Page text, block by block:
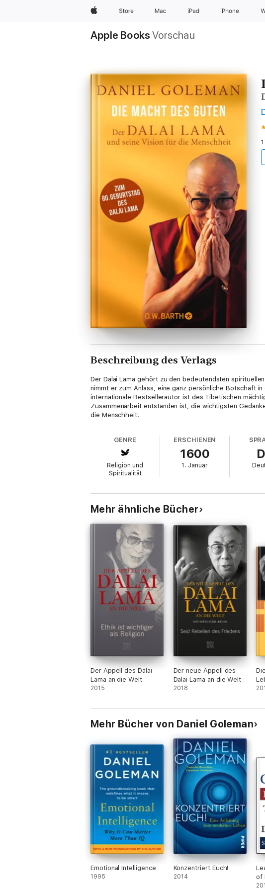
Apple Store Mac iPad iPhone
Apple Books Vorschau
Beschreibung des Verlags
Der Dalai Lama gehört zu den bedeutendsten
nimmt er zum Anlass, eine ganz persönliche Botschaft
internationale Bestsellerautor ist des Tibetischen
Zusammenarbeit entstanden ist, die wichtigsten
die Menschheit!
GENRE
Religion und
Spiritualität
ERSCHIENEN
1600
1. Januar
Mehr ähnliche Bücher
Der Appell des Dalai
Lama an die Welt
2015
Der neue Appell des
Dalai Lama an die Welt
2018
Mehr Bücher von Daniel Goleman
Emotional Intelligence
1995
Konzentriert Euch!
2014
of